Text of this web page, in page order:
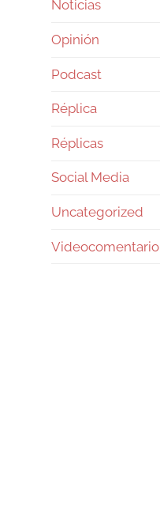
Noticias
Opinión
Podcast
Réplica
Réplicas
Social Media
Uncategorized
Videocomentario